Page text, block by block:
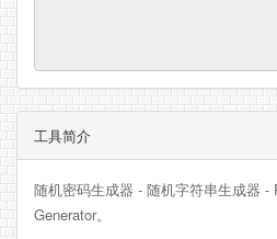
工具简介
随机密码生成器 - 随机字符串生成器 -
Generator。